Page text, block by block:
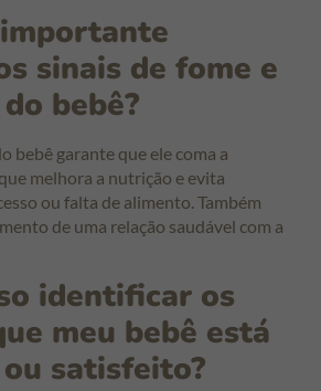
sinais de fome e
bebê?
bebê garante que ele coma a
melhora a nutrição e evita
ou falta de alimento. Também
de uma relação saudável com a
identificar os
meu bebê está
satisfeito?